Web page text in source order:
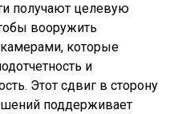
получают целевую
вооружить
которые
и
Этот сдвиг в сторону
поддерживает